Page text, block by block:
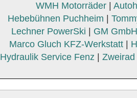
WMH Motorräder|
Hebebühnen Puchheim
Lechner PowerSki
GM
Marco Gluch KFZ-Werkstatt|
Hydraulik Service Fenz
Zweirad